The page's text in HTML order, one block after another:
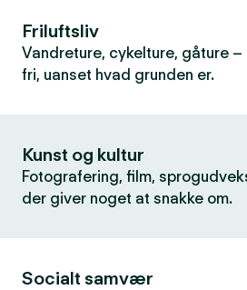
Friluftsliv
Vandreture, cykelture, gåture
fri, uanset hvad grunden er.
Kunst og kultur
Fotografering, film,
der giver noget at snakke om.
Socialt samvær